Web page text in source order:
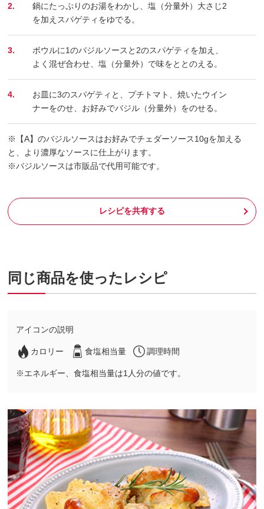
2.
鍋にたっぷりのお湯をわかし、塩（分量外）大さじ2
を加えスパゲティをゆでる。
3.
ボウルに1のバジルソースと2のスパゲティを加え、
よく混ぜ合わせ、塩（分量外）で味をととのえる。
4.
お皿に3のスパゲティと、プチトマト、焼いたウイン
ナーをのせ、お好みでバジル（分量外）をのせる。
※【A】のバジルソースはお好みでチェダーソース10gを加える
と、より濃厚なソースに仕上がります。
※バジルソースは市販品で代用可能です。
レシピを共有する
同じ商品を使ったレシピ
アイコンの説明
カロリー 食塩相当量 調理時間
※エネルギー、食塩相当量は1人分の値です。